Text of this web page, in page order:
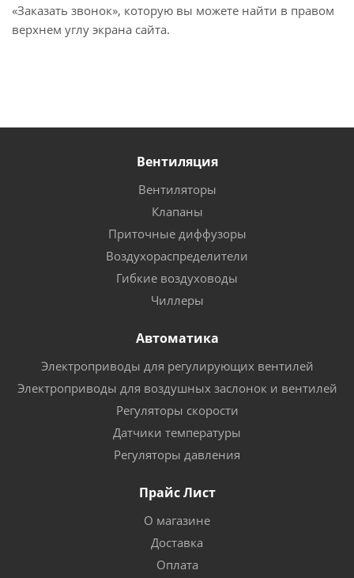
«Заказать звонок», которую вы можете найти в правом
верхнем углу экрана сайта.
Вентиляция
Вентиляторы
Клапаны
Приточные диффузоры
Воздухораспределители
Гибкие воздуховоды
Чиллеры
Автоматика
Электроприводы для регулирующих вентилей
Электроприводы для воздушных заслонок и вентилей
Регуляторы скорости
Датчики температуры
Регуляторы давления
Прайс Лист
О магазине
Доставка
Оплата